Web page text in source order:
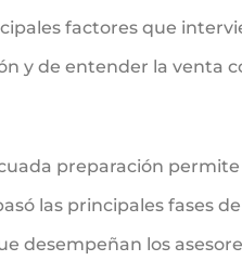
factores que
y de entender la venta
preparación
las principales fases
desempeñan los